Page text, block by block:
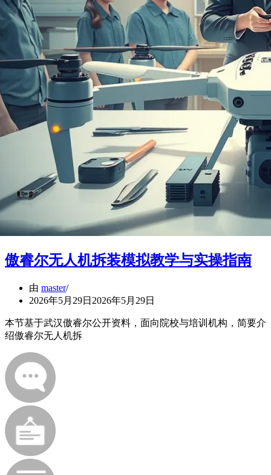
傲睿尔无人机拆装模拟教学与实操指南
由 master
2026年5月29日 2026年5月29日
本节基于武汉傲睿尔公开资料，面向院校与培训机构，简要介
绍傲睿尔无人机拆